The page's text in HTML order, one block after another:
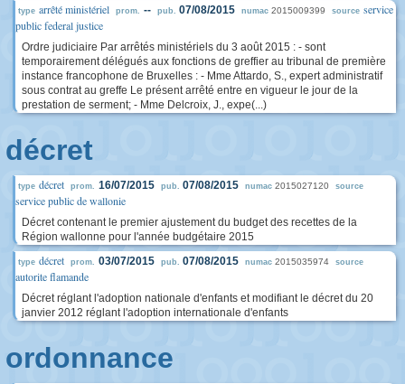
type arrêté ministériel prom. -- pub. 07/08/2015 numac 2015009399 source service
public federal justice
Ordre judiciaire Par arrêtés ministériels du 3 août 2015 : - sont
temporairement délégués aux fonctions de greffier au tribunal de première
instance francophone de Bruxelles : - Mme Attardo, S., expert administratif
sous contrat au greffe Le présent arrêté entre en vigueur le jour de la
prestation de serment; - Mme Delcroix, J., expe(...)
décret
type décret prom. 16/07/2015 pub. 07/08/2015 numac 2015027120 source
service public de wallonie
Décret contenant le premier ajustement du budget des recettes de la
Région wallonne pour l'année budgétaire 2015
type décret prom. 03/07/2015 pub. 07/08/2015 numac 2015035974 source
autorite flamande
Décret réglant l'adoption nationale d'enfants et modifiant le décret du 20
janvier 2012 réglant l'adoption internationale d'enfants
ordonnance